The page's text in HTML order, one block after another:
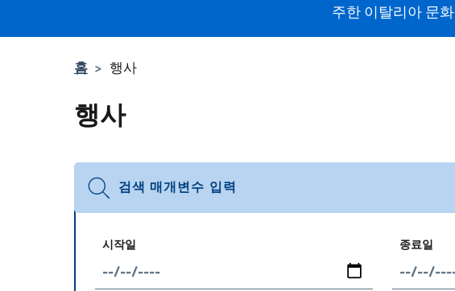
주한 이탈리아 문
홈 > 행사
행사
검색 매개변수 입력
시작일 종료일